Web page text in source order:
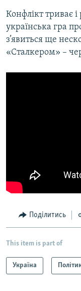
Конфлікт триває
українська гра
з’явиться ще
«Сталкером» –
Поділитись
This item is part of
Україна